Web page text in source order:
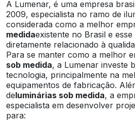
A Lumenar, é uma empresa
2009, especialista no ramo de
considerada como a melhor
medidaexistente no Brasil e esse
diretamente relacionado à
Para se manter como a melhor
sob medida, a Lumenar investe
tecnologia, principalmente na
equipamentos de fabricação.
deluminárias sob medida, a
especialista em desenvolver
para: